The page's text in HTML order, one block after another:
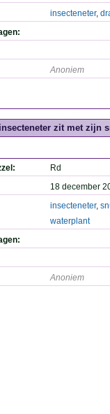
insecteneter,
Anoniem
zit met zijn
Rd
18 december
insecteneter,
waterplant
Anoniem